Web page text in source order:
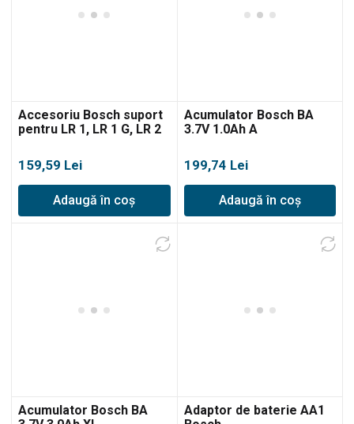
Accesoriu Bosch suport
pentru LR 1, LR 1 G, LR 2
159,59 Lei
Adaugă în coș
Acumulator Bosch BA
3.7V 1.0Ah A
199,74 Lei
Adaugă în coș
Acumulator Bosch BA
Adaptor de baterie AA1